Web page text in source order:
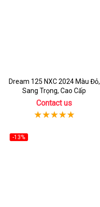
Dream 125 NXC 2024 Màu Đỏ,
Sang Trọng, Cao Cấp
Contact us
-13%